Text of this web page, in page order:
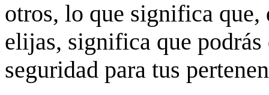
otros, lo que significa que,
elijas, significa que
seguridad para tus